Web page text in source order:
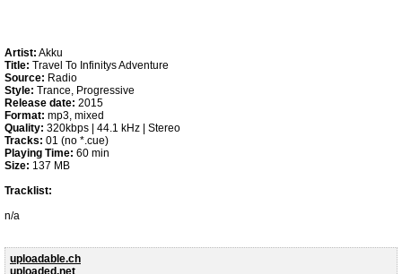
Artist: Akku
Title: Travel To Infinitys Adventure
Source: Radio
Style: Trance, Progressive
Release date: 2015
Format: mp3, mixed
Quality: 320kbps | 44.1 kHz | Stereo
Tracks: 01 (no *.cue)
Playing Time: 60 min
Size: 137 MB
Tracklist:
n/a
uploadable.ch
uploaded.net